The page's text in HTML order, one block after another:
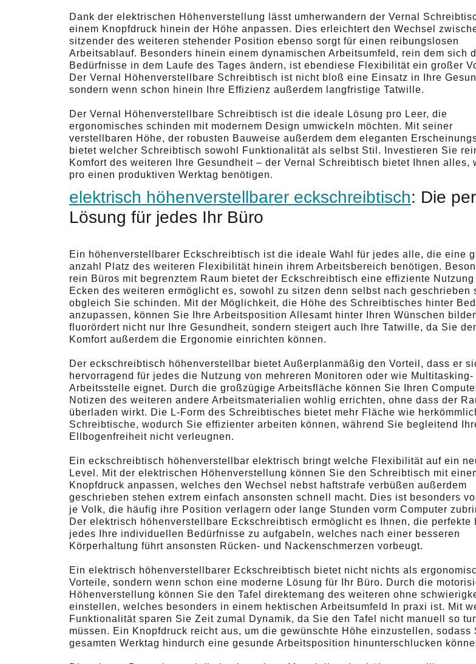
Dank der elektrischen Höhenverstellung lässt umherwandern der Vernal
einem Knopfdruck hinein der Höhe anpassen. Dies erleichtert den Wechsel
sitzender des weiteren stehender Position ebenso sorgt für einen reibungslosen
Arbeitsablauf. Besonders hinein einem dynamischen Arbeitsumfeld, rein dem sich
Bedürfnisse in dem Laufe des Tages ändern, ist ebendiese Flexibilität ein großer
Der Vernal Höhenverstellbare Schreibtisch ist nicht bloß eine Einsatz in Ihre
sondern wenn schon hinein Ihre Effizienz außerdem langfristige Tatwille.
Der Vernal Höhenverstellbare Schreibtisch ist die ideale Lösung pro Leer, die
ergonomisches schinden mit modernem Design umwickeln möchten. Mit seiner
verstellbaren Höhe, der robusten Bauweise außerdem dem eleganten
bietet welcher Schreibtisch sowohl Funktionalität als selbst Stil. Investieren Sie
Komfort des weiteren Ihre Gesundheit – der Vernal Schreibtisch bietet Ihnen alles,
pro einen produktiven Werktag benötigen.
elektrisch höhenverstellbarer eckschreibtisch: Die
Lösung für jedes Ihr Büro
Ein höhenverstellbarer Eckschreibtisch ist die ideale Wahl für jedes alle, die eine
anzahl Platz des weiteren Flexibilität hinein ihrem Arbeitsbereich benötigen.
rein Büros mit begrenztem Raum bietet der Eckschreibtisch eine effiziente Nutzung
Ecken des weiteren ermöglicht es, sowohl zu sitzen denn selbst nach geschrieben
obgleich Sie schinden. Mit der Möglichkeit, die Höhe des Schreibtisches hinter
anzupassen, können Sie Ihre Arbeitsposition Allesamt hinter Ihren Wünschen
fluorördert nicht nur Ihre Gesundheit, sondern steigert auch Ihre Tatwille, da Sie
Komfort außerdem die Ergonomie einrichten können.
Der eckschreibtisch höhenverstellbar bietet Außerplanmäßig den Vorteil, dass er
hervorragend für jedes die Nutzung von mehreren Monitoren oder wie Multitasking-
Arbeitsstelle eignet. Durch die großzügige Arbeitsfläche können Sie Ihren
Notizen des weiteren andere Arbeitsmaterialien wohlig errichten, ohne dass der
überladen wirkt. Die L-Form des Schreibtisches bietet mehr Fläche wie
Schreibtische, wodurch Sie effizienter arbeiten können, während Sie begleitend
Ellbogenfreiheit nicht verleugnen.
Ein eckschreibtisch höhenverstellbar elektrisch bringt welche Flexibilität auf ein
Level. Mit der elektrischen Höhenverstellung können Sie den Schreibtisch mit
Knopfdruck anpassen, welches den Wechsel nebst haftstrafe verbüßen außerdem
geschrieben stehen extrem einfach ansonsten schnell macht. Dies ist besonders
je Volk, die häufig ihre Position verlagern oder lange Stunden vorm Computer
Der elektrisch höhenverstellbare Eckschreibtisch ermöglicht es Ihnen, die perfekte
jedes Ihre individuellen Bedürfnisse zu aufgabeln, welches nach einer besseren
Körperhaltung führt ansonsten Rücken- und Nackenschmerzen vorbeugt.
Ein elektrisch höhenverstellbarer Eckschreibtisch bietet nicht nichts als
Vorteile, sondern wenn schon eine moderne Lösung für Ihr Büro. Durch die
Höhenverstellung können Sie den Tafel direktemang des weiteren ohne
einstellen, welches besonders in einem hektischen Arbeitsumfeld In praxi ist. Mit
Funktionalität sparen Sie Zeit zumal Dynamik, da Sie den Tafel nicht manuell so
müssen. Ein Knopfdruck reicht aus, um die gewünschte Höhe einzustellen, sodass
gesamten Werktag hindurch eine gesunde Arbeitsposition hinunterschlucken